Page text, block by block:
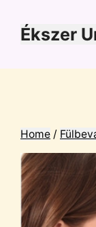
tartalomba
Ékszer
Home /